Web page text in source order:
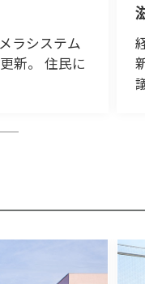
ラシステム
新。 住民に